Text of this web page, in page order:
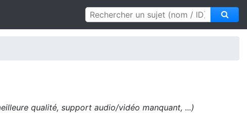
qualité, support audio/vidéo manquant, ...)